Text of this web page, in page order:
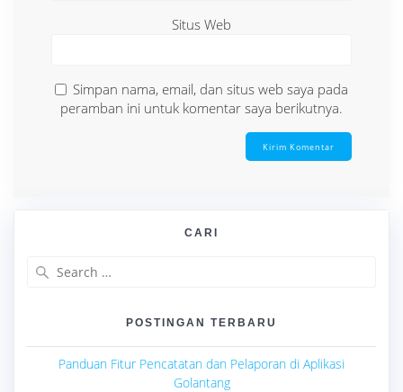
Situs Web
Simpan nama, email, dan situs web saya pada
peramban ini untuk komentar saya berikutnya.
CARI
POSTINGAN TERBARU
Panduan Fitur Pencatatan dan Pelaporan di Aplikasi
Golantang